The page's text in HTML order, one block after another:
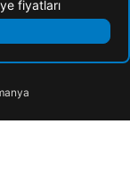
fiyatları